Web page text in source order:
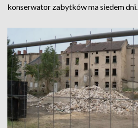
konserwator zabytków ma siedem dni.